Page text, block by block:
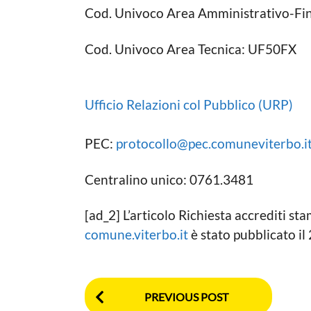
o
g
c
a
o
c
e
Cod. Univoco Area Amministrativo-
Cod. Univoco Area Tecnica: UF50FX
Ufficio Relazioni col Pubblico (URP)
PEC:
Centralino unico: 0761.3481
[ad_2] L’articolo Richiesta accrediti
comune.viterbo.itè stato pubblicato il
P
PREVIOUS POST